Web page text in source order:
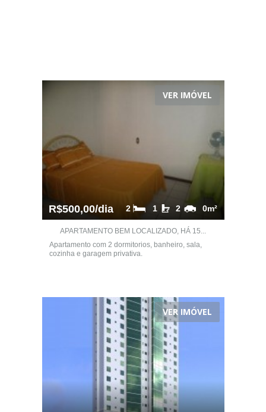
VER IMÓVEL
R$500,00/dia 0m²
2
1
2
APARTAMENTO BEM LOCALIZADO, HÁ 15...
Apartamento com 2 dormitorios, banheiro, sala,
cozinha e garagem privativa.
VER IMÓVEL